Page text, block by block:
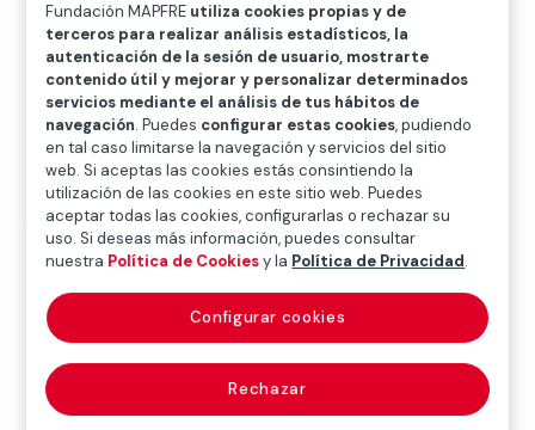
Adolf Mas
Fotografía para un cartel de neumáticos. Gráficas Seix & Barral
Hermanos,
© Fundació Institut Amatller d’Art Hispànic
Inicio>Exposiciones y colecciones>Arte en digital
Cultura en movimiento>Vagamente familiar
Siempre he encontrado hipnóticas lasfotografías de
Adolf Mas
. Como años más tarde harían fotógrafos
como Francesc Catalá Roca o Agustí Centelles, supo
Fundación MAPFRE utiliza cookies propias y de
terceros para realizar análisis estadísticos, la
autenticación de la sesión de usuario, mostrarte
contenido útil y mejorar y personalizar determinados
servicios mediante el análisis de tus hábitos de
navegación. Puedes configurar estas cookies, pudiendo
en tal caso limitarse la navegación y servicios del sitio
web. Si aceptas las cookies estás consintiendo la
utilización de las cookies en este sitio web. Puedes
aceptar todas las cookies, configurarlas o rechazar su
uso. Si deseas más información, puedes consultar
nuestra Política de Cookiesy la Política de Privacidad.
Rechazar
Configurar cookies